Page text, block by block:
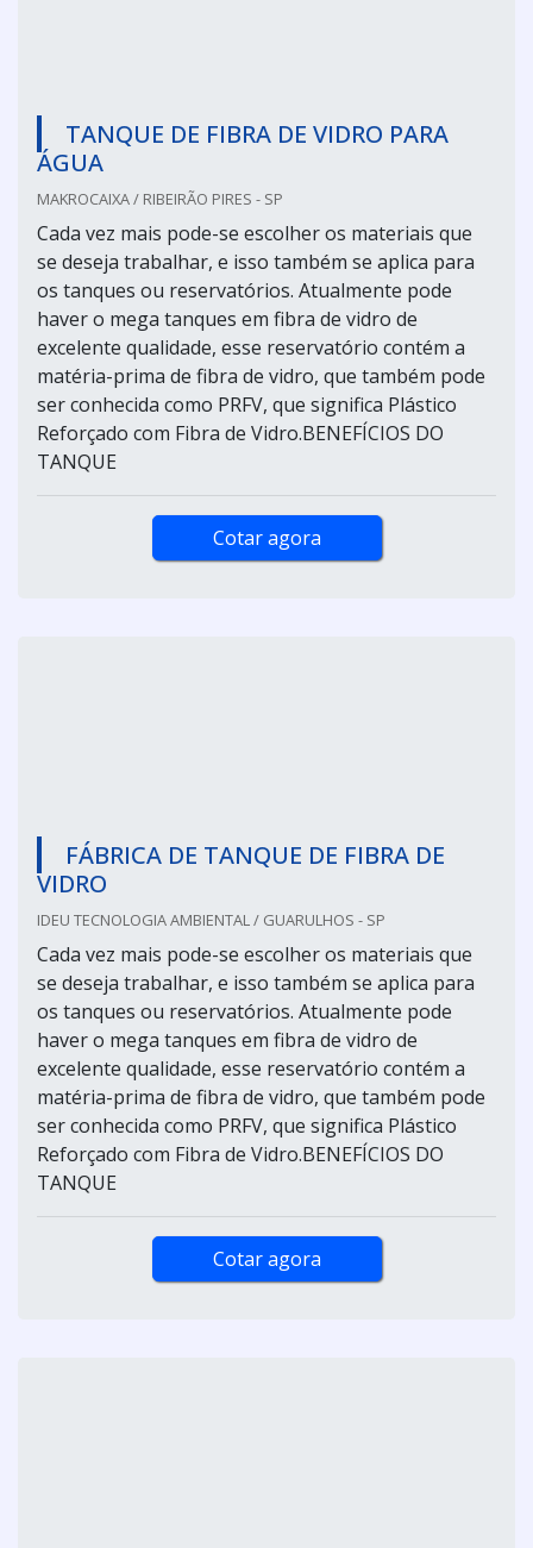
TANQUE DE FIBRA DE VIDRO PARA
ÁGUA
MAKROCAIXA / RIBEIRÃO PIRES - SP
Cada vez mais pode-se escolher os materiais que
se deseja trabalhar, e isso também se aplica para
os tanques ou reservatórios. Atualmente pode
haver o mega tanques em fibra de vidro de
excelente qualidade, esse reservatório contém a
matéria-prima de fibra de vidro, que também pode
ser conhecida como PRFV, que significa Plástico
Reforçado com Fibra de Vidro.BENEFÍCIOS DO
TANQUE
Cotar agora
FÁBRICA DE TANQUE DE FIBRA DE
VIDRO
IDEU TECNOLOGIA AMBIENTAL / GUARULHOS - SP
Cada vez mais pode-se escolher os materiais que
se deseja trabalhar, e isso também se aplica para
os tanques ou reservatórios. Atualmente pode
haver o mega tanques em fibra de vidro de
excelente qualidade, esse reservatório contém a
matéria-prima de fibra de vidro, que também pode
ser conhecida como PRFV, que significa Plástico
Reforçado com Fibra de Vidro.BENEFÍCIOS DO
TANQUE
Cotar agora